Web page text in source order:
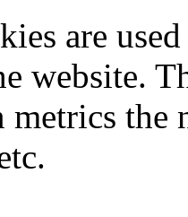
are
website.
the